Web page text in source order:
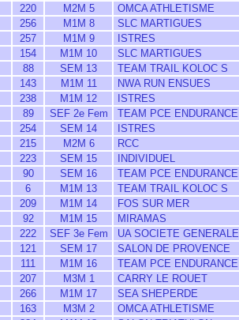
220 M2M 5 OMCA ATHLETISME
256 M1M 8 SLC MARTIGUES
257 M1M 9 ISTRES
154 M1M 10 SLC MARTIGUES
88 SEM 13 TEAM TRAIL KOLOC S
143 M1M 11 NWA RUN ENSUES
238 M1M 12 ISTRES
89 SEF 2e Fem TEAM PCE ENDURANCE
254 SEM 14 ISTRES
215 M2M 6 RCC
223 SEM 15 INDIVIDUEL
90 SEM 16 TEAM PCE ENDURANCE
6 M1M 13 TEAM TRAIL KOLOC S
209 M1M 14 FOS SUR MER
92 M1M 15 MIRAMAS
222 SEF 3e Fem UA SOCIETE GENERALE
121 SEM 17 SALON DE PROVENCE
111 M1M 16 TEAM PCE ENDURANCE
207 M3M 1 CARRY LE ROUET
266 M1M 17 SEA SHEPERDE
163 M3M 2 OMCA ATHLETISME